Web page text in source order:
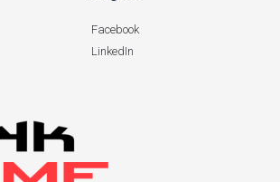
Facebook
LinkedIn